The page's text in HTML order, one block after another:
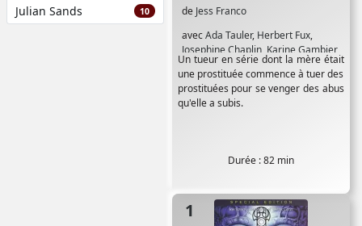
Julian Sands 10 de Jess Franco
avecAda Tauler, Herbert Fux,
Josephine Chaplin, Karine Gambier,
Klaus Kinski ,Lina Romay, Ursula
Von Wiese,Vicky Adams
Un tueur en série dont la mère était
une prostituée commence à tuer des
prostituées pour se venger des abus
qu'elle a subis.
Durée : 82 min